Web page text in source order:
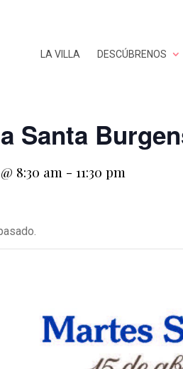
LA VILLA DESCÚBRENOS
Santa
8:30 am - 11:30 pm